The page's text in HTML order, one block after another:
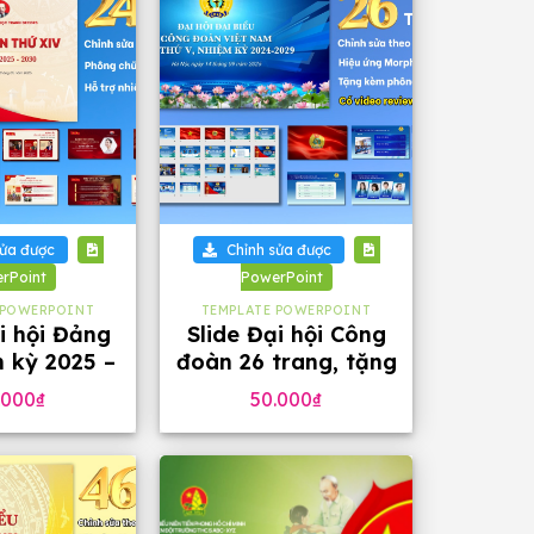
được
hội Đảng
kỳ 2025 –
phông
₫
+
Chỉnh sửa được
PowerPoint
TEMPLATE POWERPOINT
Slide Đại hội Công
đoàn 26 trang, tặng
phông chữ đẹp
50.000₫